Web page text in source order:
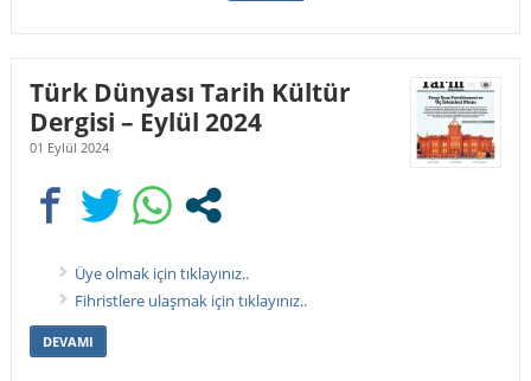
Türk Dünyası Tarih Kültür
Dergisi – Eylül 2024
01 Eylül 2024
Üye olmak için tıklayınız..
Fihristlere ulaşmak için tıklayınız..
DEVAMI